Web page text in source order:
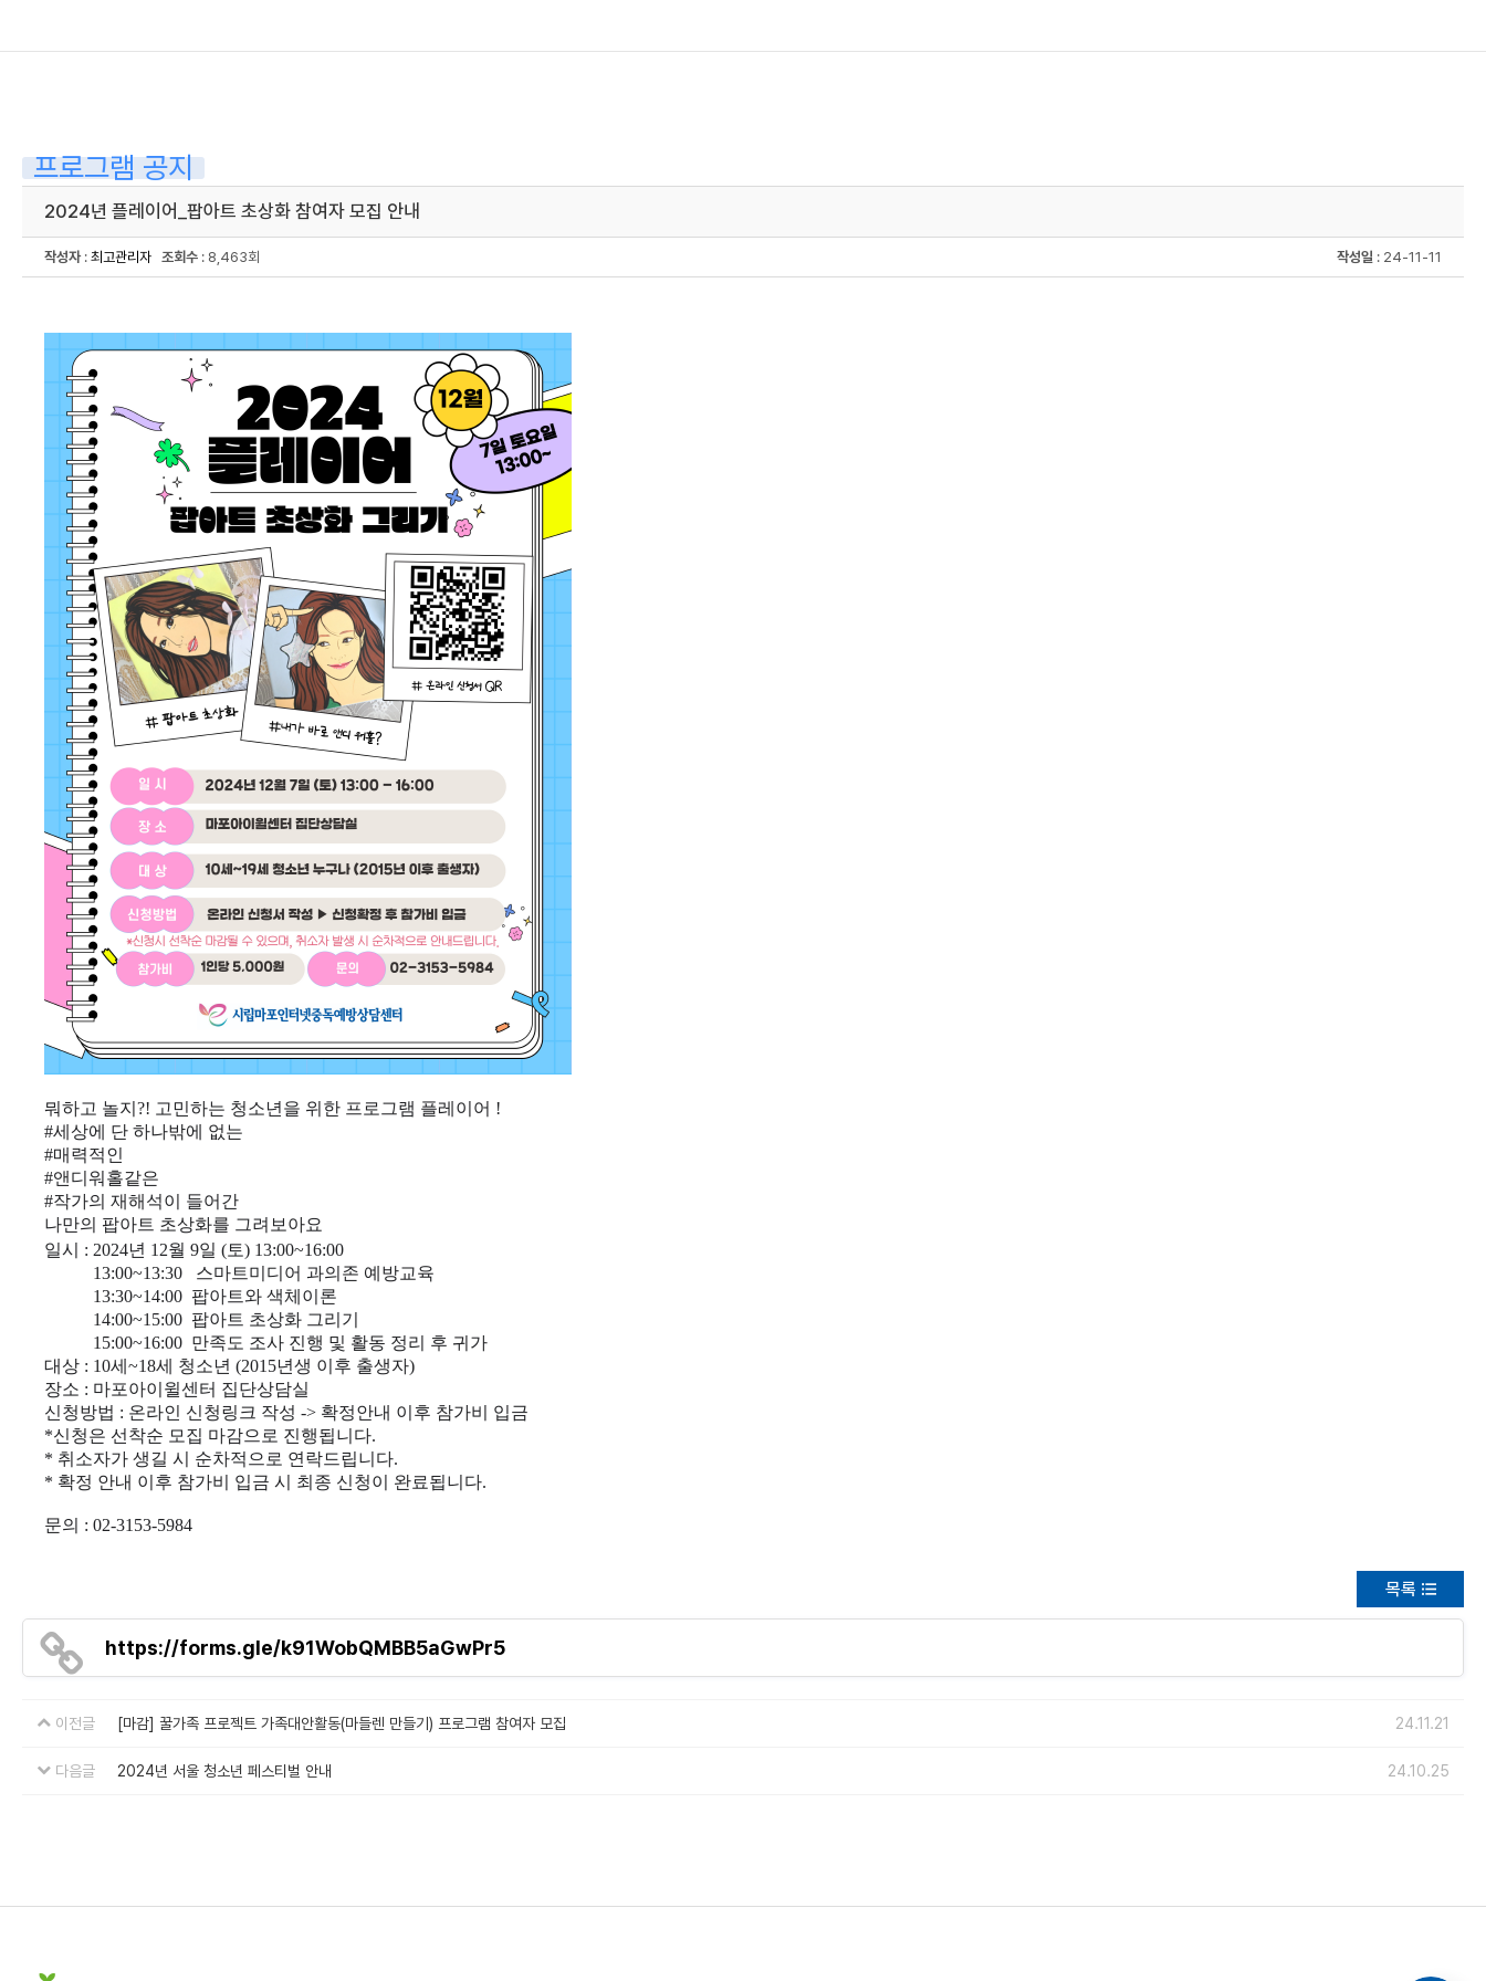
프로그램 공지
2024년 플레이어_팝아트 초상화 참여자 모집 안내
작성자: 최고관리자 조회수 : 8,463회 작성일 : 24-11-11
뭐하고 놀지?! 고민하는 청소년을 위한 프로그램 플레이어 !
#세상에 단 하나밖에 없는
#매력적인
#앤디워홀같은
#작가의 재해석이 들어간
나만의 팝아트 초상화를 그려보아요
일시 : 2024년 12월 9일 (토) 13:00~16:00
13:00~13:30 스마트미디어 과의존 예방교육
13:30~14:00 팝아트와 색체이론
14:00~15:00 팝아트 초상화 그리기
15:00~16:00 만족도 조사 진행 및 활동 정리 후 귀가
대상 : 10세~18세 청소년 (2015년생 이후 출생자)
장소 : 마포아이윌센터 집단상담실
신청방법 : 온라인 신청링크 작성 -> 확정안내 이후 참가비 입금
*신청은 선착순 모집 마감으로 진행됩니다.
* 취소자가 생길 시 순차적으로 연락드립니다.
* 확정 안내 이후 참가비 입금 시 최종 신청이 완료됩니다.
문의 : 02-3153-5984
목록
https://forms.gle/k91WobQMBB5aGwPr5
이전글 [마감] 꿀가족 프로젝트 가족대안활동(마들렌 만들기) 프로그램 참여자 모집 24.11.21
다음글 2024년 서울 청소년 페스티벌 안내 24.10.25